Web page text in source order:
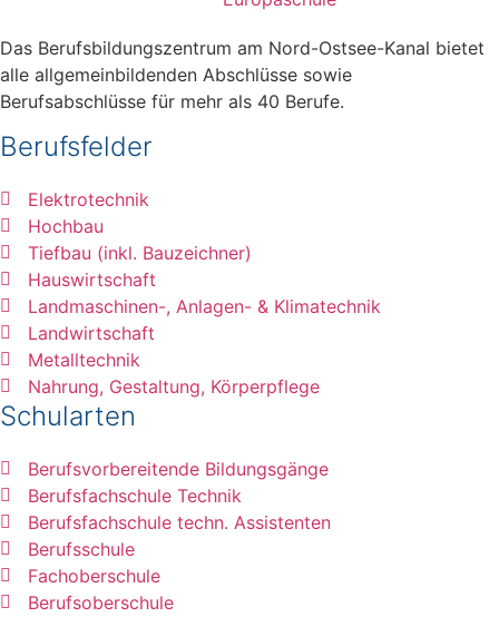
Das Berufsbildungszentrum am Nord-Ostsee-Kanal bietet
alle allgemeinbildenden Abschlüsse sowie
Berufsabschlüsse für mehr als 40 Berufe.
Berufsfelder
Elektrotechnik
Hochbau
Tiefbau (inkl. Bauzeichner)
Hauswirtschaft
Landmaschinen-, Anlagen- & Klimatechnik
Landwirtschaft
Metalltechnik
Nahrung, Gestaltung, Körperpflege
Schularten
Berufsvorbereitende Bildungsgänge
Berufsfachschule Technik
Berufsfachschule techn. Assistenten
Berufsschule
Fachoberschule
Berufsoberschule